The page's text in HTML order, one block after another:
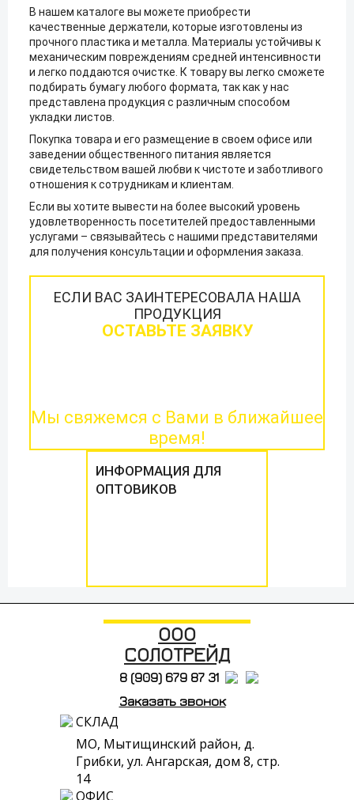
В нашем каталоге вы можете приобрести
качественные держатели, которые изготовлены из
прочного пластика и металла. Материалы устойчивы к
механическим повреждениям средней интенсивности
и легко поддаются очистке. К товару вы легко сможете
подбирать бумагу любого формата, так как у нас
представлена продукция с различным способом
укладки листов.
Покупка товара и его размещение в своем офисе или
заведении общественного питания является
свидетельством вашей любви к чистоте и заботливого
отношения к сотрудникам и клиентам.
Если вы хотите вывести на более высокий уровень
удовлетворенность посетителей предоставленными
услугами – связывайтесь с нашими представителями
для получения консультации и оформления заказа.
ЕСЛИ ВАС ЗАИНТЕРЕСОВАЛА НАША
ПРОДУКЦИЯ
ОСТАВЬТЕ ЗАЯВКУ
Мы свяжемся с Вами в ближайшее
время!
ИНФОРМАЦИЯ ДЛЯ
ОПТОВИКОВ
ООО
СОЛОТРЕЙД
8 (909) 679 87 31
Заказать звонок
СКЛАД
МО, Мытищинский район, д.
Грибки, ул. Ангарская, дом 8, стр.
14
ОФИС